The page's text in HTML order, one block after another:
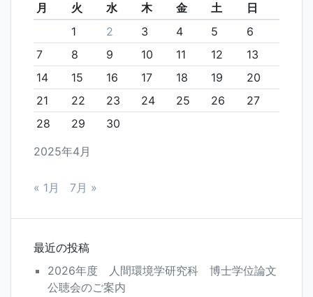
2025年4月
月 火 水 木 金 土
日
1
2 3 4 5
6
7
8 9 10 11 12
13
14
15 16 17 18 19
20
21
22 23 24 25 26
27
28
29 30
« 1月 7月 »
最近の投稿
2026年度 人間環境学研究科 博士学位論文
公聴会のご案内